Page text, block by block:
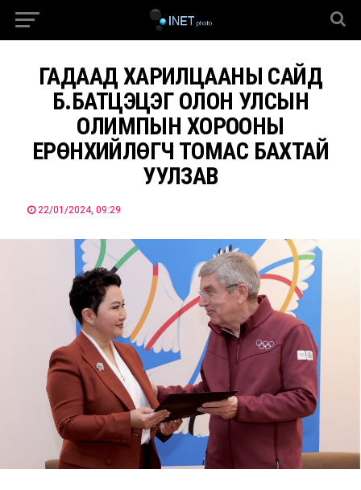
ГАДААД ХАРИЛЦААНЫ САЙД
Б.БАТЦЭЦЭГ ОЛОН УЛСЫН
ОЛИМПЫН ХОРООНЫ
ЕРӨНХИЙЛӨГЧ ТОМАС БАХТАЙ
УУЛЗАВ
22/01/2024, 09:29